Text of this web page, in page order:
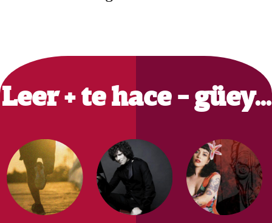
Primary
Sidebar
Leer + te hace - güey…